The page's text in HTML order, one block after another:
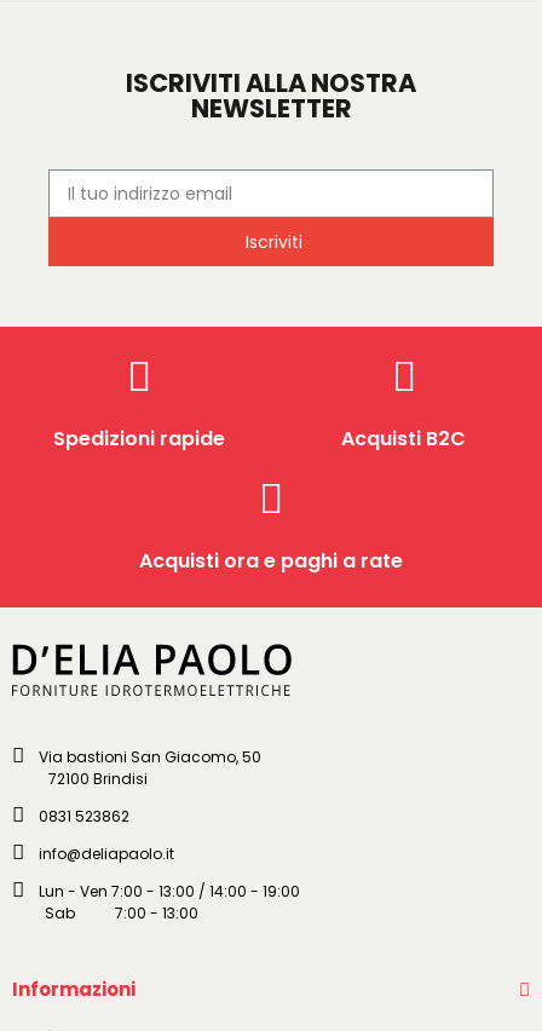
ISCRIVITI ALLA NOSTRA
NEWSLETTER
Iscriviti
Spedizioni rapide Acquisti B2C
Acquisti ora e paghi a rate
Via bastioni San Giacomo, 50
72100 Brindisi
0831 523862
info@deliapaolo.it
Lun - Ven 7:00 - 13:00 / 14:00 - 19:00
Sab 7:00 - 13:00
Informazioni